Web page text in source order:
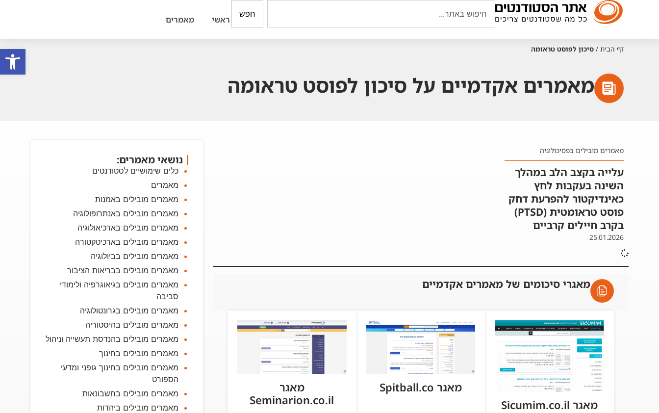
פתח
חפש
ראשי מאמרים
דף הבית / סיכון לפוסט טראומה
מאמרים אקדמיים על סיכון לפוסט טראומה
מאמרים מובילים בפסיכולוגיה
עלייה בקצב הלב במהלך
השינה בעקבות לחץ
כאינדיקטור להפרעת דחק
פוסט טראומטית (PTSD)
בקרב חיילים קרביים
25.01.2026
מאגרי סיכומים של מאמרים אקדמיים
מאגר Sicumim.co.il
מאגר Spitball.co
מאגר
Seminarion.co.il
נושאי מאמרים:
כלים שימושיים לסטודנטים
מאמרים
מאמרים מובילים באמנות
מאמרים מובילים באנתרופולוגיה
מאמרים מובילים בארכיאולוגיה
מאמרים מובילים בארכיטקטורה
מאמרים מובילים בביולוגיה
מאמרים מובילים בבריאות הציבור
מאמרים מובילים בגיאוגרפיה ולימודי
סביבה
מאמרים מובילים בגרונטולוגיה
מאמרים מובילים בהיסטוריה
מאמרים מובילים בהנדסת תעשייה וניהול
מאמרים מובילים בחינוך
מאמרים מובילים בחינוך גופני ומדעי
הספורט
מאמרים מובילים בחשבונאות
מאמרים מובילים ביהדות